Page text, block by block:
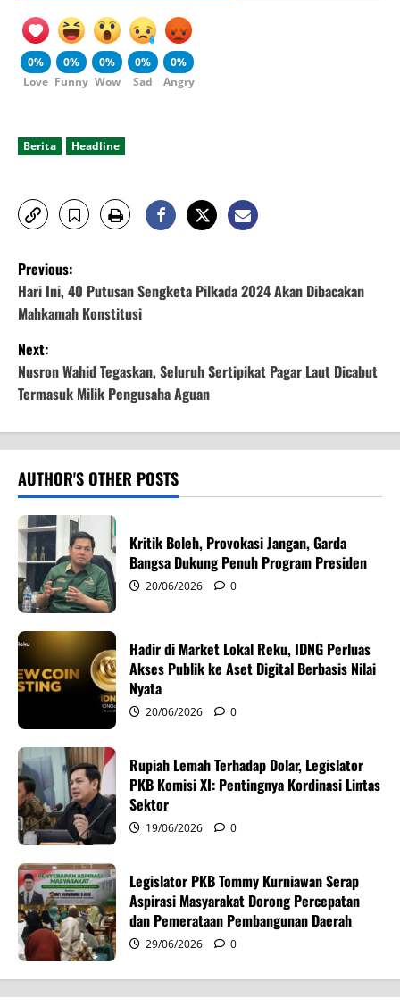
0%
Love
0%
Funny
0%
Wow
0%
Sad
0%
Angry
Berita Headline
P
o
s
t
n
a
v
i
g
a
t
i
n
Previous:
Hari Ini, 40 Putusan Sengketa Pilkada 2024 Akan Dibacakan
Mahkamah Konstitusi
Next:
Nusron Wahid Tegaskan, Seluruh Sertipikat Pagar Laut Dicabut
Termasuk Milik Pengusaha Aguan
AUTHOR'S OTHER POSTS
Kritik Boleh, Provokasi Jangan, Garda
Bangsa Dukung Penuh Program Presiden
20/06/2026 0
Hadir di Market Lokal Reku, IDNG Perluas
Akses Publik ke Aset Digital Berbasis Nilai
Nyata
20/06/2026 0
Rupiah Lemah Terhadap Dolar, Legislator
PKB Komisi XI: Pentingnya Kordinasi Lintas
Sektor
19/06/2026 0
Legislator PKB Tommy Kurniawan Serap
Aspirasi Masyarakat Dorong Percepatan
dan Pemerataan Pembangunan Daerah
29/06/2026 0